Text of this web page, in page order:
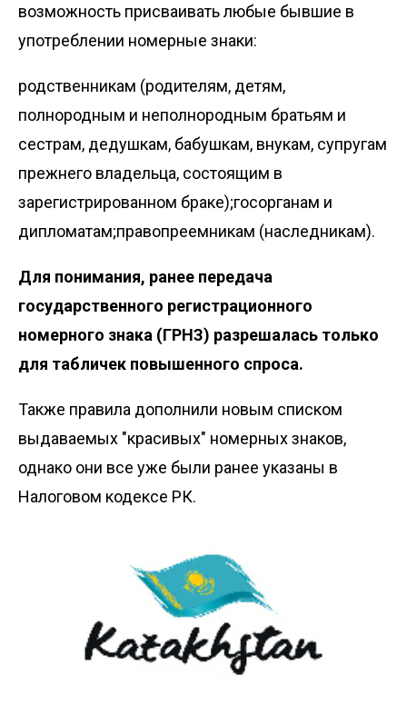
возможность присваивать любые бывшие в
употреблении номерные знаки:
родственникам (родителям, детям,
полнородным и неполнородным братьям и
сестрам, дедушкам, бабушкам, внукам, супругам
прежнего владельца, состоящим в
зарегистрированном браке);госорганам и
дипломатам;правопреемникам (наследникам).
Для понимания, ранее передача
государственного регистрационного
номерного знака (ГРНЗ) разрешалась только
для табличек повышенного спроса.
Также правила дополнили новым списком
выдаваемых "красивых" номерных знаков,
однако они все уже были ранее указаны в
Налоговом кодексе РК.